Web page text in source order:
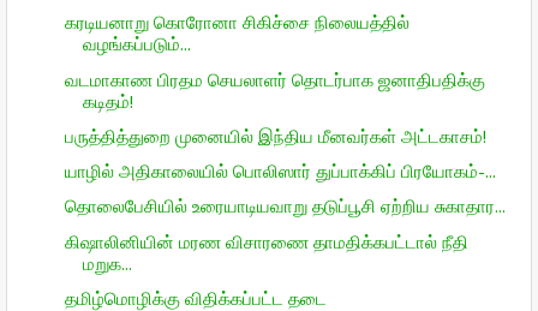
கரடியனாறு கொரோனா சிகிச்சை நிலையத்தில்
வழங்கப்படும்...
வடமாகாண பிரதம செயலாளர் தொடர்பாக ஜனாதிபதிக்கு
கடிதம்!
பருத்தித்துறை முனையில் இந்திய மீனவர்கள் அட்டகாசம்!
யாழில் அதிகாலையில் பொலிஸார் துப்பாக்கிப் பிரயோகம்-...
தொலைபேசியில் உரையாடியவாறு தடுப்பூசி ஏற்றிய சுகாதார...
கிஷாலினியின் மரண விசாரணை தாமதிக்கபட்டால் நீதி
மறுக...
தமிழ்மொழிக்கு விதிக்கப்பட்ட தடை